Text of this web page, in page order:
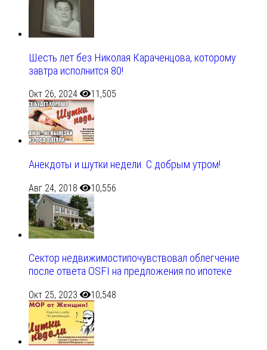
Шесть лет без Николая Караченцова, которому
завтра исполнится 80!
Окт 26, 2024 11,505
Анекдоты и шутки недели. С добрым утром!
Авг 24, 2018 10,556
Сектор недвижимостипочувствовал облегчение
после ответа OSFI на предложения по ипотеке
Окт 25, 2023 10,548